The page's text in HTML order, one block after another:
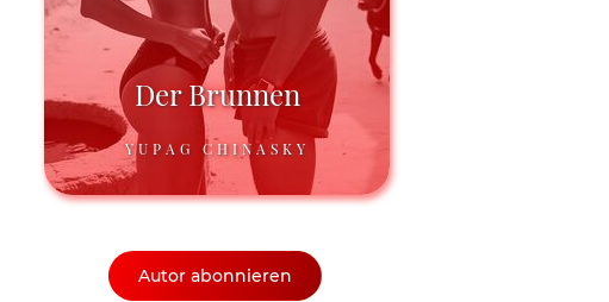
Der Brunnen
YUPAG CHINASKY
Autor abonnieren